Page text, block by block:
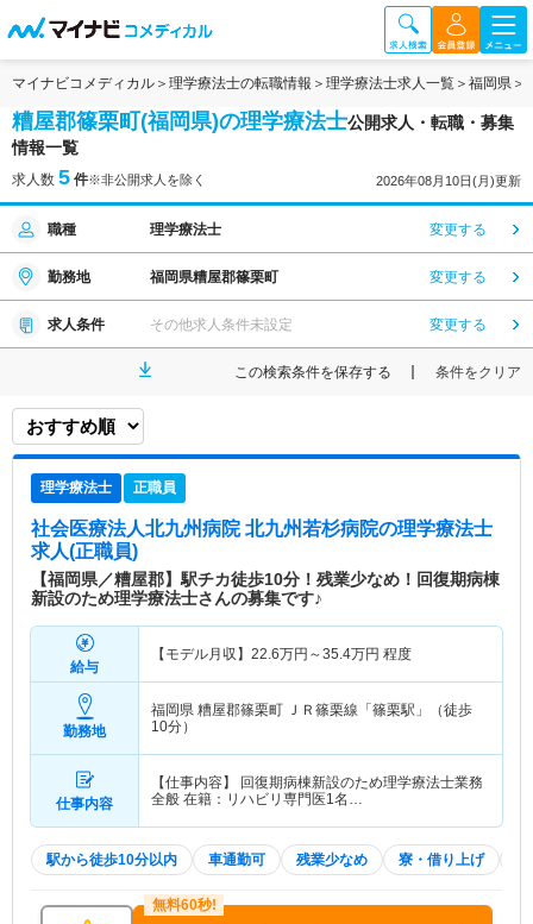
マイナビコメディカル 理学療法士の転職情報 理学療法士求人一覧 福岡県
糟屋郡篠栗町(福岡県)の理学療法士公開求人・転職・募集
情報一覧
求人数 5 件※非公開求人を除く 2026年08月10日(月)更新
職種 理学療法士 変更する
勤務地 福岡県糟屋郡篠栗町 変更する
求人条件 その他求人条件未設定 変更する
この検索条件を保存する 条件をクリア
理学療法士 正職員
社会医療法人北九州病院 北九州若杉病院の理学療法士
求人(正職員)
【福岡県／糟屋郡】駅チカ徒歩10分！残業少なめ！回復期病棟
新設のため理学療法士さんの募集です♪
給与
【モデル月収】 22.6万円～35.4万円 程度
勤務地
福岡県 糟屋郡篠栗町 ＪＲ篠栗線「篠栗駅」（徒歩
10分）
仕事内容
【仕事内容】 回復期病棟新設のため理学療法士業務
全般 在籍：リハビリ専門医1名…
駅から徒歩10分以内 車通勤可 残業少なめ 寮・借り上げ